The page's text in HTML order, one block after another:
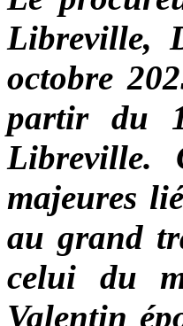
Libreville,
octobre
partir du
Libreville.
majeures
au grand
celui du
Valentin